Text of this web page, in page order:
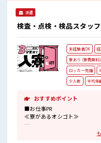
派遣
検査・点検・検品スタッ
未経験者OK
寮あり (寮費無料)
ロッカー完備
少人数
平均年
おすすめポイント
■お仕事PR
≪寮があるオシゴト≫